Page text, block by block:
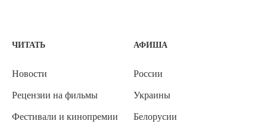
ЧИТАТЬ
Новости
Рецензии на фильмы
Фестивали и кинопремии
АФИША
России
Украины
Белорусии